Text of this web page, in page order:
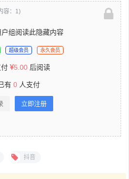
容：1)
户组阅读此隐藏内容
超级会员 永久会员
5.00 后阅读
有 0 人支付
立即注册
抖音